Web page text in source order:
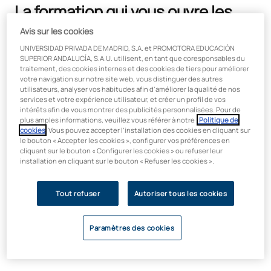
La formation qui vous ouvre les
portes de votre avenir
professionnel
Avis sur les cookies
UNIVERSIDAD PRIVADA DE MADRID, S.A. et PROMOTORA EDUCACIÓN
SUPERIOR ANDALUCÍA, S.A.U. utilisent, en tant que coresponsables du
traitement, des cookies internes et des cookies de tiers pour améliorer
votre navigation sur notre site web, vous distinguer des autres
utilisateurs, analyser vos habitudes afin d’améliorer la qualité de nos
services et votre expérience utilisateur, et créer un profil de vos
intérêts afin de vous montrer des publicités personnalisées. Pour de
plus amples informations, veuillez vous référer à notre Politique de
cookies . Vous pouvez accepter l’installation des cookies en cliquant sur
le bouton « Accepter les cookies », configurer vos préférences en
cliquant sur le bouton « Configurer les cookies » ou refuser leur
installation en cliquant sur le bouton « Refuser les cookies ».
Tout refuser Autoriser tous les cookies
Paramètres des cookies